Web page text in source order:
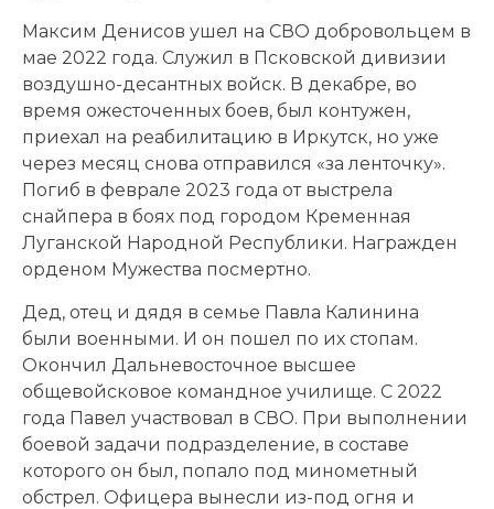
Максим Денисов ушел на СВО добровольцем в
мае 2022 года. Служил в Псковской дивизии
воздушно-десантных войск. В декабре, во
время ожесточенных боев, был контужен,
приехал на реабилитацию в Иркутск, но уже
через месяц снова отправился «за ленточку».
Погиб в феврале 2023 года от выстрела
снайпера в боях под городом Кременная
Луганской Народной Республики. Награжден
орденом Мужества посмертно.
Дед, отец и дядя в семье Павла Калинина
были военными. И он пошел по их стопам.
Окончил Дальневосточное высшее
общевойсковое командное училище. С 2022
года Павел участвовал в СВО. При выполнении
боевой задачи подразделение, в составе
которого он был, попало под минометный
обстрел. Офицера вынесли из-под огня и